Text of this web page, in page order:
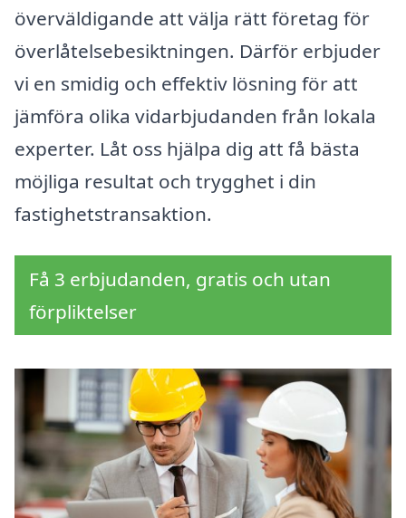
överväldigande att välja rätt företag för
överlåtelsebesiktningen. Därför erbjuder
vi en smidig och effektiv lösning för att
jämföra olika vidarbjudanden från lokala
experter. Låt oss hjälpa dig att få bästa
möjliga resultat och trygghet i din
fastighetstransaktion.
Få 3 erbjudanden, gratis och utan
förpliktelser